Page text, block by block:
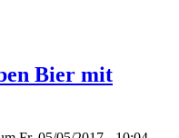
Bier mit